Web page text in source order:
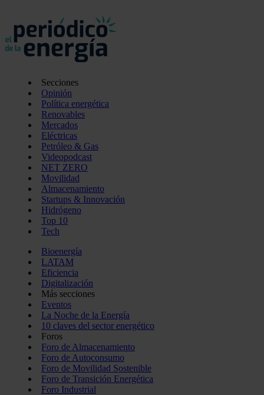
Secciones
Opinión
Política energética
Renovables
Mercados
Eléctricas
Petróleo & Gas
Videopodcast
NET ZERO
Movilidad
Almacenamiento
Startups & Innovación
Hidrógeno
Top 10
Tech
Bioenergía
LATAM
Eficiencia
Digitalización
Más secciones
Eventos
La Noche de la Energía
10 claves del sector energético
Foros
Foro de Almacenamiento
Foro de Autoconsumo
Foro de Movilidad Sostenible
Foro de Transición Energética
Foro Industrial